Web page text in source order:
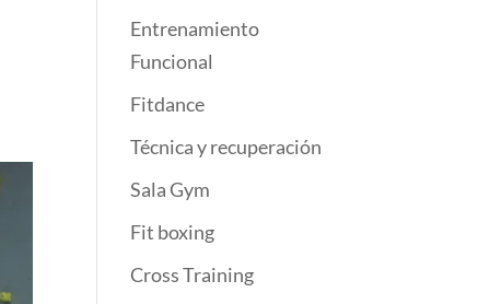
Entrenamiento
Funcional
Fitdance
Técnica y recuperación
Sala Gym
Fit boxing
Cross Training